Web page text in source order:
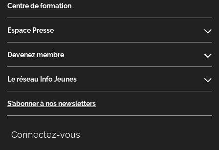
Centre de formation
Espace Presse
Devenez membre
Le réseau Info Jeunes
S’abonner à nos newsletters
Connectez-vous